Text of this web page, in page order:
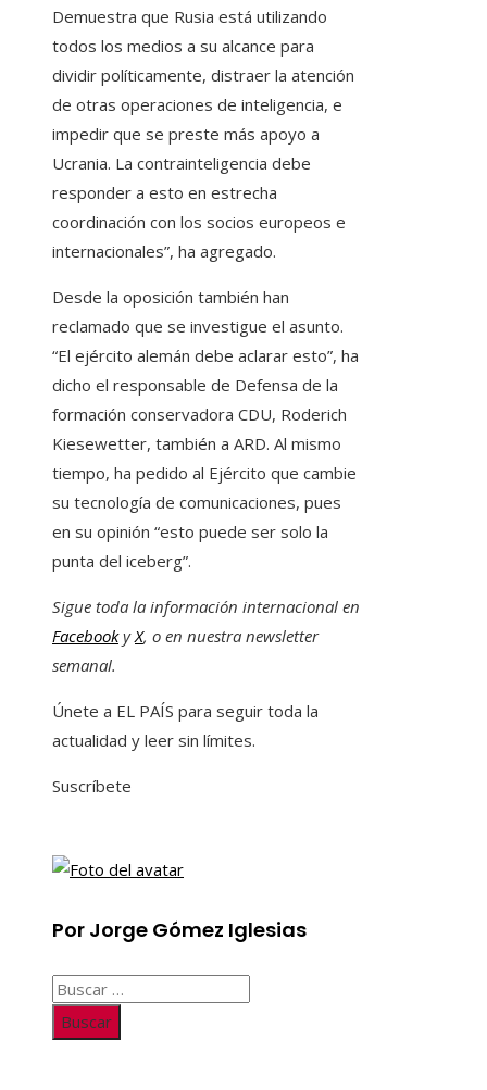
Demuestra que Rusia está utilizando
todos los medios a su alcance para
dividir políticamente, distraer la atención
de otras operaciones de inteligencia, e
impedir que se preste más apoyo a
Ucrania. La contrainteligencia debe
responder a esto en estrecha
coordinación con los socios europeos e
internacionales”, ha agregado.
Desde la oposición también han
reclamado que se investigue el asunto.
“El ejército alemán debe aclarar esto”, ha
dicho el responsable de Defensa de la
formación conservadora CDU, Roderich
Kiesewetter, también a ARD. Al mismo
tiempo, ha pedido al Ejército que cambie
su tecnología de comunicaciones, pues
en su opinión “esto puede ser solo la
punta del iceberg”.
Sigue toda la información internacional en
FacebookyX, o en nuestra newsletter
semanal.
Únete a EL PAÍS para seguir toda la
actualidad y leer sin límites.
Suscríbete
Por Jorge Gómez Iglesias
Buscar: